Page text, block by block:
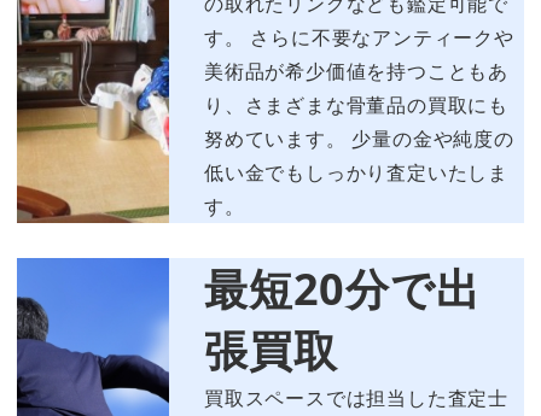
す。 さらに不要なアンティークや
美術品が希少価値を持つこともあ
り、さまざまな骨董品の買取にも
努めています。 少量の金や純度の
低い金でもしっかり査定いたしま
す。
最短20分で出
張買取
買取スペースでは担当した査定士